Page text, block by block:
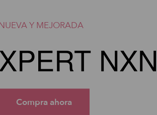
Y MEJORADA
NXN
Compra ahora